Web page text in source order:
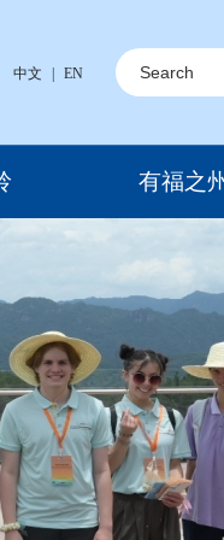
中文 EN
有福之州